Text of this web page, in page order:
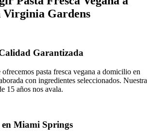
Virginia Gardens
Garantizada
pasta fresca vegana a domicilio en
con ingredientes seleccionados. Nuestra
15 años nos avala.
Miami Springs